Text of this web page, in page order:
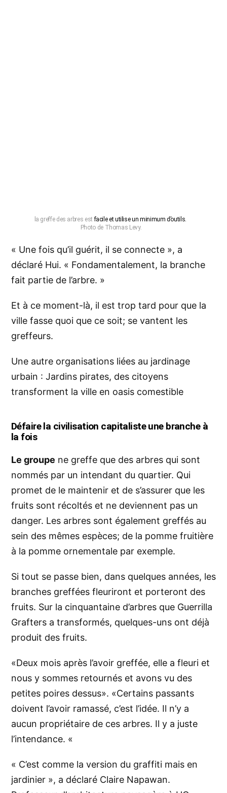
la greffe des arbres est facile et utilise un minimum d’outils.
Photo de Thomas Levy.
« Une fois qu’il guérit, il se connecte », a
déclaré Hui. « Fondamentalement, la branche
fait partie de l’arbre. »
Et à ce moment-là, il est trop tard pour que la
ville fasse quoi que ce soit; se vantent les
greffeurs.
Une autre organisations liées au jardinage
urbain : Jardins pirates, des citoyens
transforment la ville en oasis comestible
Défaire la civilisation capitaliste une branche à
la fois
Le groupe ne greffe que des arbres qui sont
nommés par un intendant du quartier. Qui
promet de le maintenir et de s’assurer que les
fruits sont récoltés et ne deviennent pas un
danger. Les arbres sont également greffés au
sein des mêmes espèces; de la pomme fruitière
à la pomme ornementale par exemple.
Si tout se passe bien, dans quelques années, les
branches greffées fleuriront et porteront des
fruits. Sur la cinquantaine d’arbres que Guerrilla
Grafters a transformés, quelques-uns ont déjà
produit des fruits.
«Deux mois après l’avoir greffée, elle a fleuri et
nous y sommes retournés et avons vu des
petites poires dessus». «Certains passants
doivent l’avoir ramassé, c’est l’idée. Il n’y a
aucun propriétaire de ces arbres. Il y a juste
l’intendance. «
« C’est comme la version du graffiti mais en
jardinier », a déclaré Claire Napawan.